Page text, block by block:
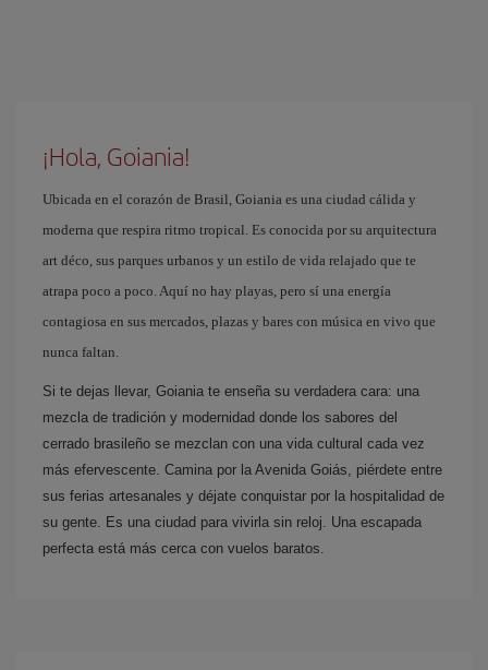
¡Hola, Goiania!
Ubicada en el corazón de Brasil, Goiania es una ciudad cálida y
moderna que respira ritmo tropical. Es conocida por su arquitectura
art déco, sus parques urbanos y un estilo de vida relajado que te
atrapa poco a poco. Aquí no hay playas, pero sí una energía
contagiosa en sus mercados, plazas y bares con música en vivo que
nunca faltan.
Si te dejas llevar, Goiania te enseña su verdadera cara: una
mezcla de tradición y modernidad donde los sabores del
cerrado brasileño se mezclan con una vida cultural cada vez
más efervescente. Camina por la Avenida Goiás, piérdete entre
sus ferias artesanales y déjate conquistar por la hospitalidad de
su gente. Es una ciudad para vivirla sin reloj. Una escapada
perfecta está más cerca con vuelos baratos.